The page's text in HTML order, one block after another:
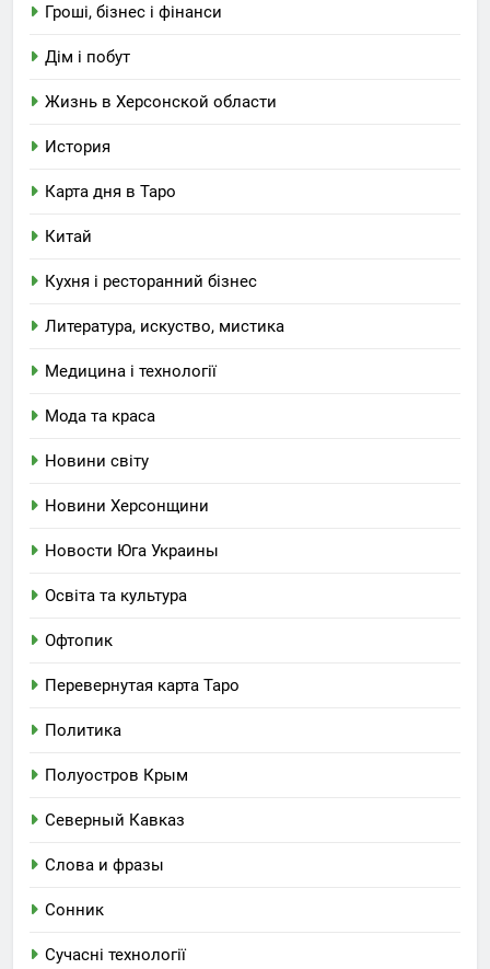
Гроші, бізнес і фінанси
Дім і побут
Жизнь в Херсонской области
История
Карта дня в Таро
Китай
Кухня і ресторанний бізнес
Литература, искуство, мистика
Медицина і технології
Мода та краса
Новини світу
Новини Херсонщини
Новости Юга Украины
Освіта та культура
Офтопик
Перевернутая карта Таро
Политика
Полуостров Крым
Северный Кавказ
Слова и фразы
Сонник
Сучасні технології